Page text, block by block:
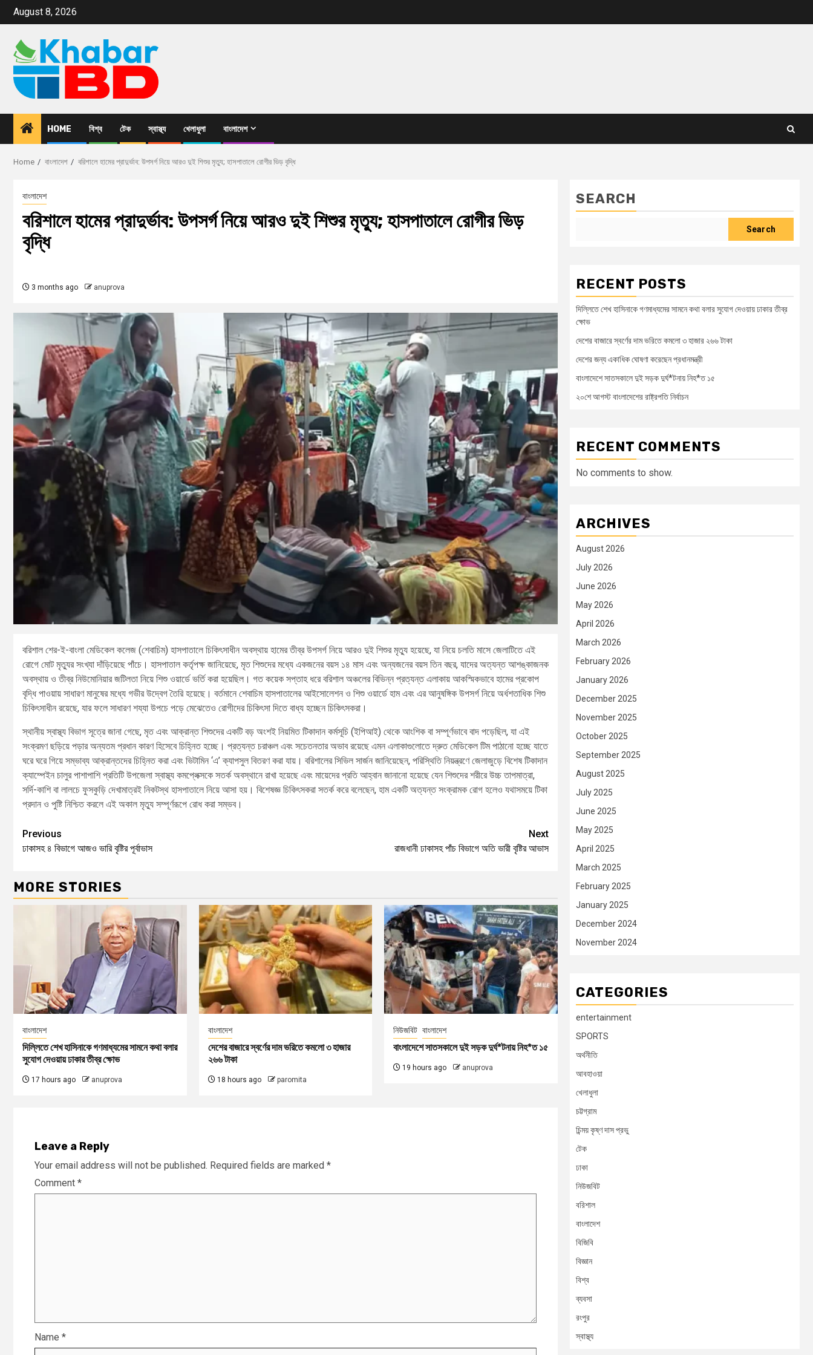
August 8, 2026
HOME বিশ্ব টেক স্বাস্থ্য খেলাধুলা বাংলাদেশ
Home বাংলাদেশ বরিশালে হামের প্রাদুর্ভাব: উপসর্গ নিয়ে আরও দুই শিশুর মৃত্যু; হাসপাতালে রোগীর ভিড় বৃদ্ধি
বাংলাদেশ
বরিশালে হামের প্রাদুর্ভাব: উপসর্গ নিয়ে আরও দুই শিশুর মৃত্যু; হাসপাতালে রোগীর ভিড়
বৃদ্ধি
3 months ago anuprova
বরিশাল শের-ই-বাংলা মেডিকেল কলেজ (শেবাচিম) হাসপাতালে চিকিৎসাধীন অবস্থায় হামের তীব্র উপসর্গ নিয়ে আরও দুই শিশুর মৃত্যু হয়েছে, যা নিয়ে চলতি মাসে জেলাটিতে এই
রোগে মোট মৃত্যুর সংখ্যা দাঁড়িয়েছে পাঁচে। হাসপাতাল কর্তৃপক্ষ জানিয়েছে, মৃত শিশুদের মধ্যে একজনের বয়স ১৪ মাস এবং অন্যজনের বয়স তিন বছর, যাদের অত্যন্ত আশঙ্কাজনক
অবস্থায় ও তীব্র নিউমোনিয়ার জটিলতা নিয়ে শিশু ওয়ার্ডে ভর্তি করা হয়েছিল। গত কয়েক সপ্তাহ ধরে বরিশাল অঞ্চলের বিভিন্ন প্রত্যন্ত এলাকায় আকস্মিকভাবে হামের প্রকোপ
বৃদ্ধি পাওয়ায় সাধারণ মানুষের মধ্যে গভীর উদ্বেগ তৈরি হয়েছে। বর্তমানে শেবাচিম হাসপাতালের আইসোলেশন ও শিশু ওয়ার্ডে হাম এবং এর আনুষঙ্গিক উপসর্গ নিয়ে অর্ধশতাধিক শিশু
চিকিৎসাধীন রয়েছে, যার ফলে সাধারণ শয্যা উপচে পড়ে মেঝেতেও রোগীদের চিকিৎসা দিতে বাধ্য হচ্ছেন চিকিৎসকরা।
স্থানীয় স্বাস্থ্য বিভাগ সূত্রে জানা গেছে, মৃত এবং আক্রান্ত শিশুদের একটি বড় অংশই নিয়মিত টিকাদান কর্মসূচি (ইপিআই) থেকে আংশিক বা সম্পূর্ণভাবে বাদ পড়েছিল, যা এই
সংক্রমণ ছড়িয়ে পড়ার অন্যতম প্রধান কারণ হিসেবে চিহ্নিত হচ্ছে। প্রত্যন্ত চরাঞ্চল এবং সচেতনতার অভাব রয়েছে এমন এলাকাগুলোতে দ্রুত মেডিকেল টিম পাঠানো হচ্ছে যাতে
ঘরে ঘরে গিয়ে সম্ভাব্য আক্রান্তদের চিহ্নিত করা এবং ভিটামিন ‘এ’ ক্যাপসুল বিতরণ করা যায়। বরিশালের সিভিল সার্জন জানিয়েছেন, পরিস্থিতি নিয়ন্ত্রণে জেলাজুড়ে বিশেষ টিকাদান
ক্যাম্পেইন চালুর পাশাপাশি প্রতিটি উপজেলা স্বাস্থ্য কমপ্লেক্সকে সতর্ক অবস্থানে রাখা হয়েছে এবং মায়েদের প্রতি আহ্বান জানানো হয়েছে যেন শিশুদের শরীরে উচ্চ তাপমাত্রা,
সর্দি-কাশি বা লালচে ফুসকুড়ি দেখামাত্রই নিকটস্থ হাসপাতালে নিয়ে আসা হয়। বিশেষজ্ঞ চিকিৎসকরা সতর্ক করে বলেছেন, হাম একটি অত্যন্ত সংক্রামক রোগ হলেও যথাসময়ে টিকা
প্রদান ও পুষ্টি নিশ্চিত করলে এই অকাল মৃত্যু সম্পূর্ণরূপে রোধ করা সম্ভব।
Previous
ঢাকাসহ ৪ বিভাগে আজও ভারি বৃষ্টির পূর্বাভাস
Next
রাজধানী ঢাকাসহ পাঁচ বিভাগে অতি ভারী বৃষ্টির আভাস
MORE STORIES
বাংলাদেশ
দিল্লিতে শেখ হাসিনাকে গণমাধ্যমের সামনে কথা বলার
সুযোগ দেওয়ায় ঢাকার তীব্র ক্ষোভ
17 hours ago anuprova
বাংলাদেশ
দেশের বাজারে স্বর্ণের দাম ভরিতে কমলো ৩ হাজার
২৬৬ টাকা
18 hours ago paromita
নিউজবিট বাংলাদেশ
বাংলাদেশে সাতসকালে দুই সড়ক দুর্ঘ*টনায় নিহ*ত ১৫
19 hours ago anuprova
Leave a Reply
Your email address will not be published. Required fields are marked *
Comment *
Name *
SEARCH
Search
RECENT POSTS
দিল্লিতে শেখ হাসিনাকে গণমাধ্যমের সামনে কথা বলার সুযোগ দেওয়ায় ঢাকার তীব্র
ক্ষোভ
দেশের বাজারে স্বর্ণের দাম ভরিতে কমলো ৩ হাজার ২৬৬ টাকা
দেশের জন্য একাধিক ঘোষণা করেছেন প্রধানমন্ত্রী
বাংলাদেশে সাতসকালে দুই সড়ক দুর্ঘ*টনায় নিহ*ত ১৫
২০শে আগস্ট বাংলাদেশের রাষ্ট্রপতি নির্বাচন
RECENT COMMENTS
No comments to show.
ARCHIVES
August 2026
July 2026
June 2026
May 2026
April 2026
March 2026
February 2026
January 2026
December 2025
November 2025
October 2025
September 2025
August 2025
July 2025
June 2025
May 2025
April 2025
March 2025
February 2025
January 2025
December 2024
November 2024
CATEGORIES
entertainment
SPORTS
অর্থনীতি
আবহাওয়া
খেলাধুলা
চট্টগ্রাম
চিন্ময় কৃষ্ণ দাস প্রভু
টেক
ঢাকা
নিউজবিট
বরিশাল
বাংলাদেশ
বিজিবি
বিজ্ঞান
বিশ্ব
ব্যবসা
রংপুর
স্বাস্থ্য